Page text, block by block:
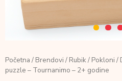
Početna / Brendovi / Rubik/ Pokloni /
puzzle – Tournanimo – 2+ godine